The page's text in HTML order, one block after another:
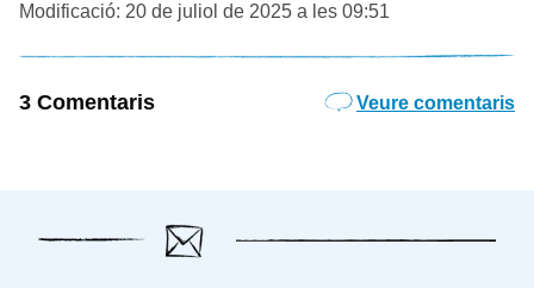
Modificació: 20 de juliol de 2025 a les 09:51
3 Comentaris Veure comentaris